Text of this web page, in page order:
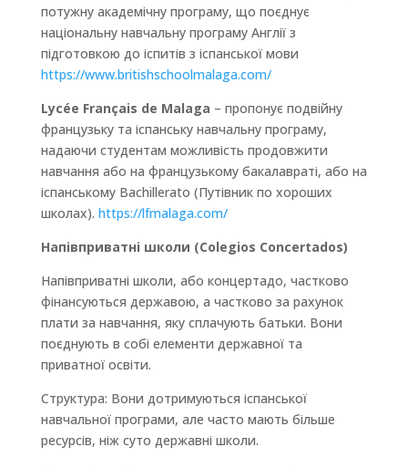
потужну академічну програму, що поєднує
національну навчальну програму Англії з
підготовкою до іспитів з іспанської мови
https://www.britishschoolmalaga.com/
Lycée Français de Malaga – пропонує подвійну
французьку та іспанську навчальну програму,
надаючи студентам можливість продовжити
навчання або на французькому бакалавраті, або на
іспанському Bachillerato (Путівник по хороших
школах). https://lfmalaga.com/
Напівприватні школи (Colegios Concertados)
Напівприватні школи, або концертадо, частково
фінансуються державою, а частково за рахунок
плати за навчання, яку сплачують батьки. Вони
поєднують в собі елементи державної та
приватної освіти.
Структура: Вони дотримуються іспанської
навчальної програми, але часто мають більше
ресурсів, ніж суто державні школи.